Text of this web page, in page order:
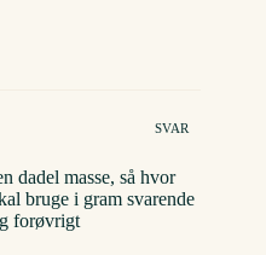
SVAR
dadel masse, så hvor
bruge i gram svarende
forøvrigt